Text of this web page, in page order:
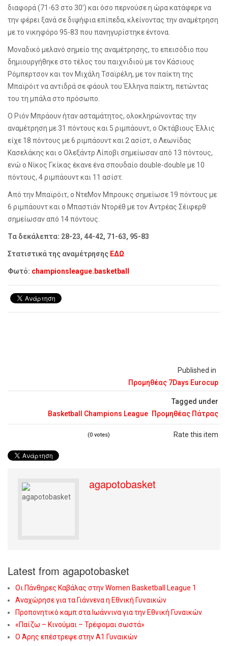
Published in
Προμηθέας 7Days Eurocup
Tagged under
Basketball Champions League Προμηθέας Πάτρας
Rate this item
(0 votes)
διαφορά (71-63 στο 30’) και όσο περνούσε η ώρα κατάφερε να
την φέρει ξανά σε διψήφια επίπεδα, κλείνοντας την αναμέτρηση
με το νικηφόρο 95-83 που πανηγυρίστηκε έντονα.
Μοναδικό μελανό σημείο της αναμέτρησης, το επεισόδιο που
δημιουργήθηκε στο τέλος του παιχνιδιού με τον Κάσιους
Ρόμπερτσον και τον Μιχάλη Τσαϊρέλη, με τον παίκτη της
Μπαϊρόιτ να αντιδρά σε φάουλ του Έλληνα παίκτη, πετώντας
του τη μπάλα στο πρόσωπο.
Ο Ριόν Μπράουν ήταν ασταμάτητος, ολοκληρώνοντας την
αναμέτρηση με 31 πόντους και 5 ριμπάουντ, ο Οκτάβιους Έλλις
είχε 18 πόντους με 6 ριμπάουντ και 2 ασίστ, ο Λεωνίδας
Κασελάκης και ο Ολεξάντρ Λίποβι σημείωσαν από 13 πόντους,
ενώ ο Νίκος Γκίκας έκανε ένα σπουδαίο double-double με 10
πόντους, 4 ριμπάουντ και 11 ασίστ.
Από την Μπαϊρόιτ, ο ΝτεΜον Μπρουκς σημείωσε 19 πόντους με
6 ριμπάουντ και ο Μπαστιάν Ντορέθ με τον Αντρέας Σέιφερθ
σημείωσαν από 14 πόντους.
Τα δεκάλεπτα: 28-23, 44-42, 71-63, 95-83
Στατιστικά της αναμέτρησης ΕΔΩ
Φωτό: championsleague.basketball
agapotobasket
Latest from agapotobasket
Οι Πάνθηρες Καβάλας στην Women Basketball League 1
Αναχώρησε για τα Γιάννενα η Εθνική Γυναικών
Προπονητικό καμπ στα Ιωάννινα για την Εθνική Γυναικών
«Παίζω – Κινούμαι – Τρέφομαι σωστά»
Ο Άρης επέστρεψε στην Α1 Γυναικών